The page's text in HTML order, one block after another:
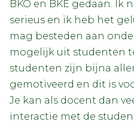
BKO en BKE gedaan. Ik
serieus en ik heb het
mag besteden aan
mogelijk uit studenten
studenten zijn bijna
gemotiveerd en dit is
Je kan als docent dan
interactie met de